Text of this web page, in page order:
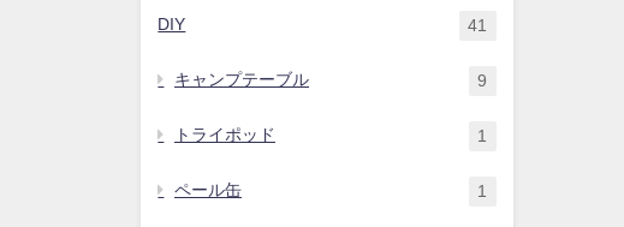
DIY 41
キャンプテーブル 9
トライポッド 1
ペール缶 1